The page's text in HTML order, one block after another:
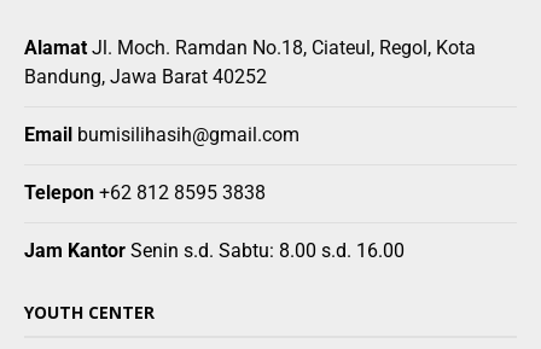
Alamat Jl. Moch. Ramdan No.18, Ciateul, Regol, Kota
Bandung, Jawa Barat 40252
Email bumisilihasih@gmail.com
Telepon +62 812 8595 3838
Jam Kantor Senin s.d. Sabtu: 8.00 s.d. 16.00
YOUTH CENTER